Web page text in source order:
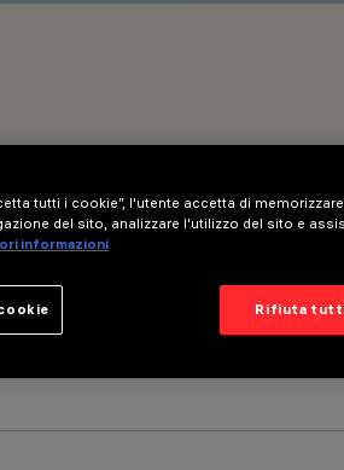
tutti i cookie”, l'utente accetta di
del sito, analizzare l'utilizzo del sito e
informazioni
Rifiuta